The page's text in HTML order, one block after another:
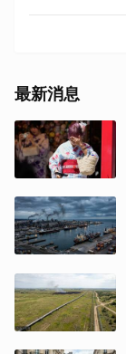
最新消息